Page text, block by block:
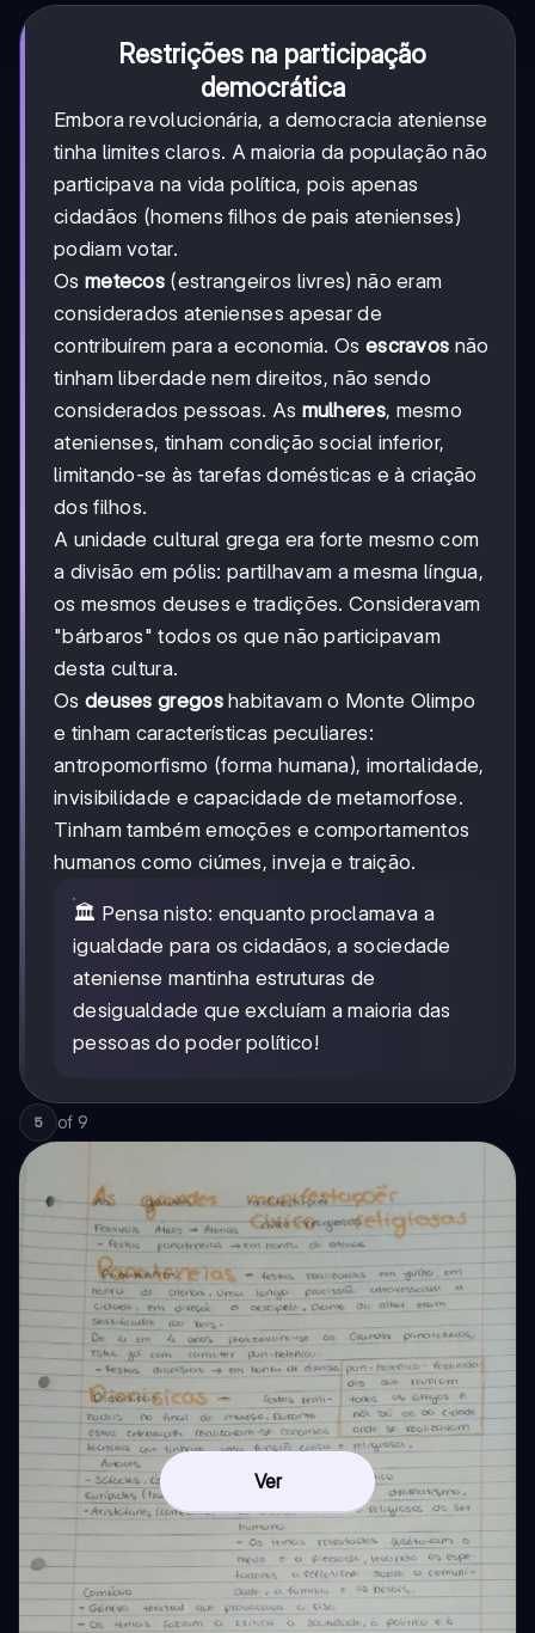
Restrições na participação
democrática
Embora revolucionária, a democracia ateniense
tinha limites claros. A maioria da população não
participava na vida política, pois apenas
cidadãos (homens filhos de pais atenienses)
podiam votar.
Os metecos (estrangeiros livres) não eram
considerados atenienses apesar de
contribuírem para a economia. Os escravos não
tinham liberdade nem direitos, não sendo
considerados pessoas. As mulheres, mesmo
atenienses, tinham condição social inferior,
limitando-se às tarefas domésticas e à criação
dos filhos.
A unidade cultural grega era forte mesmo com
a divisão em pólis: partilhavam a mesma língua,
os mesmos deuses e tradições. Consideravam
"bárbaros" todos os que não participavam
desta cultura.
Os deuses gregoshabitavam o Monte Olimpo
e tinham características peculiares:
antropomorfismo (forma humana), imortalidade,
invisibilidade e capacidade de metamorfose.
Tinham também emoções e comportamentos
humanos como ciúmes, inveja e traição.
🏛️ Pensa nisto: enquanto proclamava a
igualdade para os cidadãos, a sociedade
ateniense mantinha estruturas de
desigualdade que excluíam a maioria das
pessoas do poder político!
5 of 9
Ver